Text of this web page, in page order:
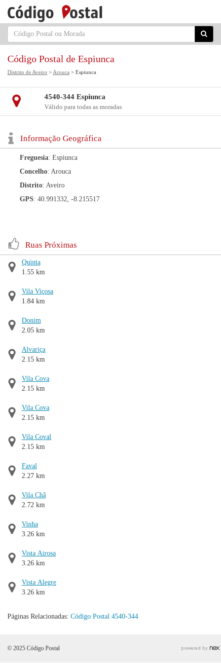
Código Postal de Espiunca
Distrito de Aveiro > Arouca > Espiunca
4540-344 Espiunca
Válido para todas as moradas
Informação Geográfica
Freguesia: Espiunca
Concelho: Arouca
Distrito: Aveiro
GPS: 40.991332, -8.215517
Ruas Próximas
Quinta
1.55 km
Vila Viçosa
1.84 km
Donim
2.05 km
Alvariça
2.15 km
Vila Cova
2.15 km
Vila Cova
2.15 km
Vila Coval
2.15 km
Faval
2.27 km
Vila Chã
2.72 km
Vinha
3.26 km
Vista Airosa
3.26 km
Vista Alegre
3.26 km
Páginas Relacionadas: Código Postal 4540-344
© 2025 Código Postal